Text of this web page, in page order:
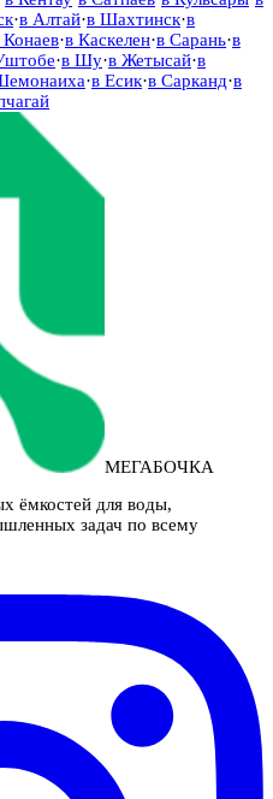
·в Алтай·в Шахтинск·в
Конаев·в Каскелен·в Сарань·в
·в Шу·в Жетысай·в
·в Есик·в Сарканд·в
МЕГАБОЧКА
ёмкостей для воды,
задач по всему